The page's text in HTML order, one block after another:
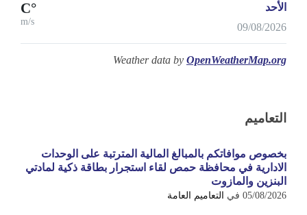
الأحد
09/08/2026
°C
m/s
Weather data by OpenWeatherMap.org
التعاميم
بخصوص موافاتكم بالمبالغ المالية المترتبة على الوحدات
الادارية في محافظة حمص لقاء استجرار بطاقة ذكية لمادتي
البنزين والمازوت
05/08/2026 في التعاميم العامة